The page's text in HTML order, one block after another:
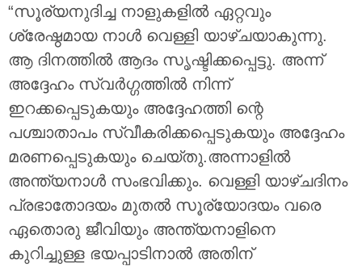
“സൂര്യനുദിച്ച നാളുകളിൽ ഏറ്റവും
ശ്രേഷ്ഠമായ നാൾ വെള്ളി യാഴ്ചയാകുന്നു.
ആ ദിനത്തിൽ ആദം സൃഷ്ടിക്കപ്പെട്ടു. അന്ന്
അദ്ദേഹം സ്വർഗ്ഗത്തിൽ നിന്ന്
ഇറക്കപ്പെടുകയും അദ്ദേഹത്തി ന്റെ
പശ്ചാതാപം സ്വീകരിക്കപ്പെടുകയും അദ്ദേഹം
മരണപ്പെടുകയും ചെയ്തു.അന്നാളിൽ
അന്ത്യനാൾ സംഭവിക്കും. വെള്ളി യാഴ്ചദിനം
പ്രഭാതോദയം മുതൽ സൂര്യോദയം വരെ
ഏതൊരു ജീവിയും അന്ത്യനാളിനെ
കുറിച്ചുള്ള ഭയപ്പാടിനാൽ അതിന്